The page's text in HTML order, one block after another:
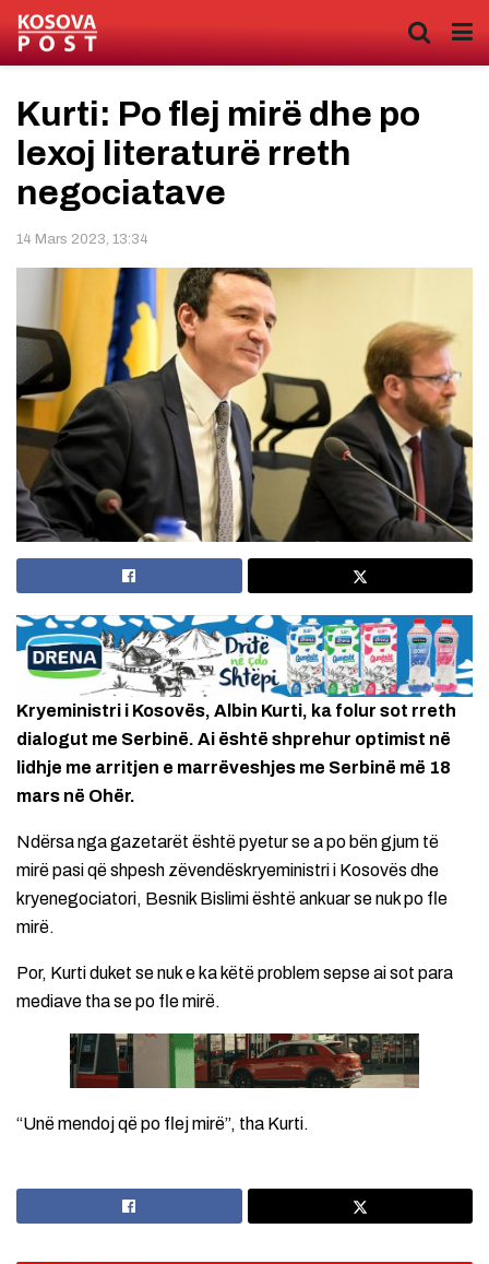
Kurti: Po flej mirë dhe po
lexoj literaturë rreth
negociatave
14 Mars 2023, 13:34
Kryeministri i Kosovës, Albin Kurti, ka folur sot rreth
dialogut me Serbinë. Ai është shprehur optimist në
lidhje me arritjen e marrëveshjes me Serbinë më 18
mars në Ohër.
Ndërsa nga gazetarët është pyetur se a po bën gjum të
mirë pasi që shpesh zëvendëskryeministri i Kosovës dhe
kryenegociatori, Besnik Bislimi është ankuar se nuk po fle
mirë.
Por, Kurti duket se nuk e ka këtë problem sepse ai sot para
mediave tha se po fle mirë.
“Unë mendoj që po flej mirë”, tha Kurti.